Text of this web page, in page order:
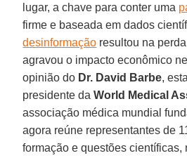
lugar, a chave para conter uma
firme e baseada em dados
desinformação resultou na
agravou o impacto econômico
opinião do Dr. David Barbe,
presidente daWorld Medical
associação médica mundial
agora reúne representantes de
formação e questões científicas,